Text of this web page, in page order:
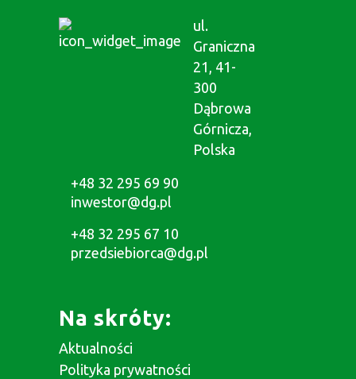
ul.
Graniczna
21, 41-
300
Dąbrowa
Górnicza,
Polska
+48 32 295 69 90
inwestor@dg.pl
+48 32 295 67 10
przedsiebiorca@dg.pl
Na skróty:
Aktualności
Polityka prywatności